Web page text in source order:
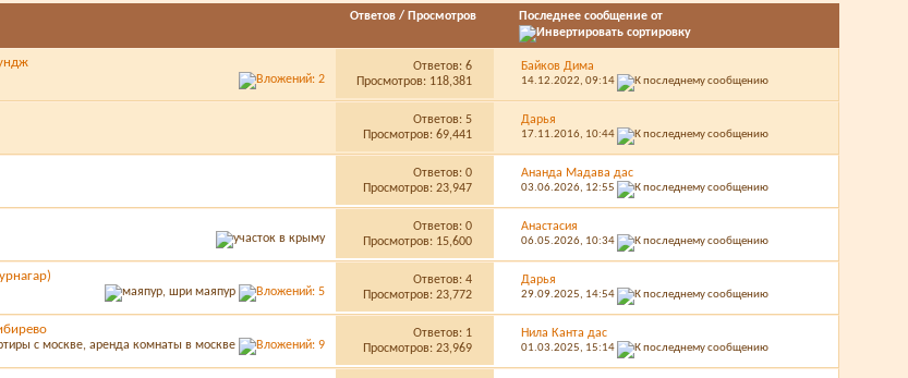
Ответов / Просмотров Последнее сообщение от
Ответов:6
Просмотров: 118,381
Байков Дима
14.12.2022, 09:14
Ответов:5
Просмотров: 69,441
Дарья
17.11.2016, 10:44
Ответов:0
Просмотров: 23,947
Ананда Мадава дас
03.06.2026, 12:55
Ответов:0
Просмотров: 15,600
Анастасия
06.05.2026, 10:34
Ответов:4
Просмотров: 23,772
Дарья
29.09.2025, 14:54
Ответов: 1
Просмотров: 23,969
Нила Канта дас
01.03.2025, 15:14